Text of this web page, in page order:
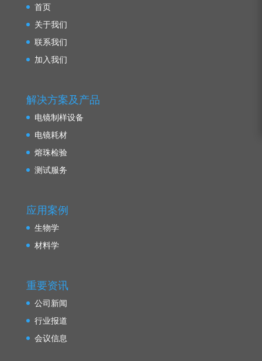
首页
关于我们
联系我们
加入我们
解决方案及产品
电镜制样设备
电镜耗材
熔珠检验
测试服务
应用案例
生物学
材料学
重要资讯
公司新闻
行业报道
会议信息